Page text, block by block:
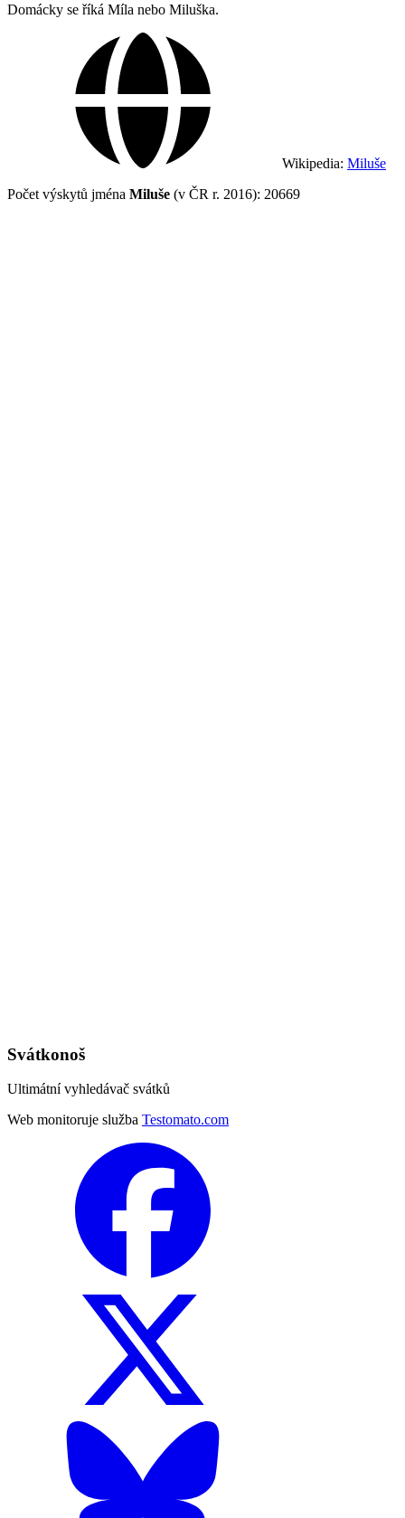
Domácky se říká Míla nebo Miluška.
Wikipedia: Miluše
Počet výskytů jména Miluše (v ČR r. 2016): 20669
Svátkonoš
Ultimátní vyhledávač svátků
Web monitoruje služba Testomato.com